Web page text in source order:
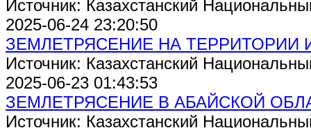
Источник: Казахстанский
2025-06-24 23:20:50
ЗЕМЛЕТРЯСЕНИЕ НА ТЕРРИТОРИИ
Источник: Казахстанский
2025-06-23 01:43:53
ЗЕМЛЕТРЯСЕНИЕ В АБАЙСКОЙ
Источник: Казахстанский